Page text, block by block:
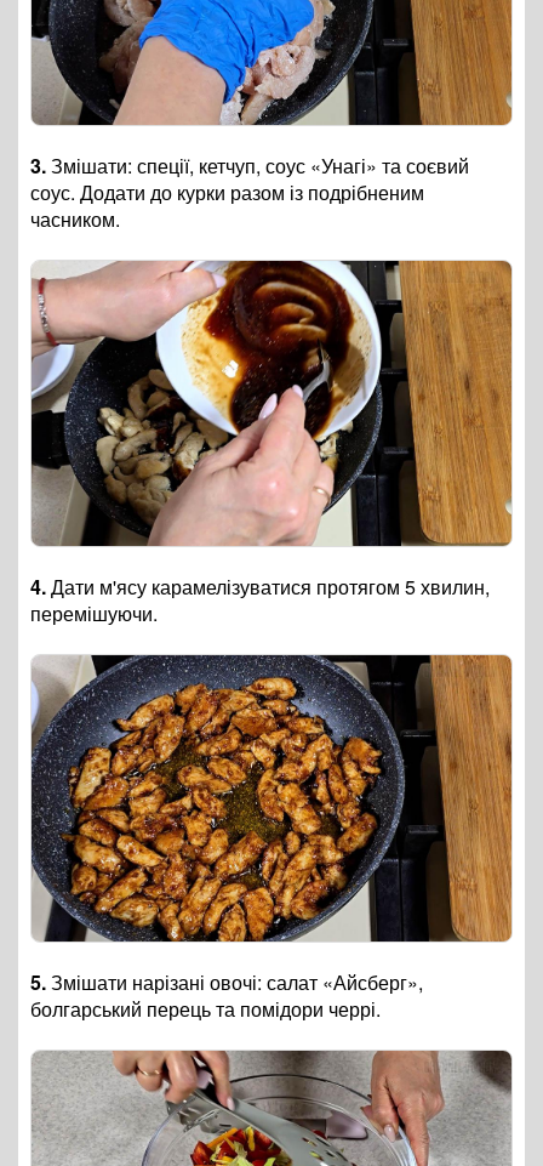
3.Змішати: спеції, кетчуп, соус «Унагі» та соєвий
соус. Додати до курки разом із подрібненим
часником.
4.Дати м'ясу карамелізуватися протягом 5 хвилин,
перемішуючи.
5.Змішати нарізані овочі: салат «Айсберг»,
болгарський перець та помідори черрі.